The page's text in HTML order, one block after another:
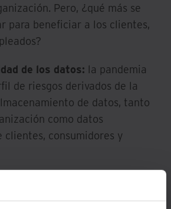
Pero, ¿qué más se
para beneficiar a los clientes,
de los datos: la pandemia
de riesgos derivados de la
de datos, tanto
como datos
clientes, consumidores y
reducir las emisiones de